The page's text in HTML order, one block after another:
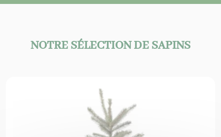
NOTRE SÉLECTION DE SAPINS